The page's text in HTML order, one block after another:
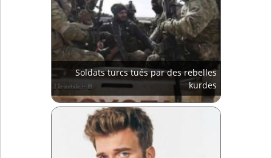
Soldats turcs tués par des rebelles
kurdes